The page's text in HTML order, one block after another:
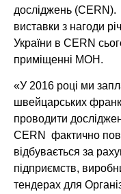
досліджень (CERN).
виставки з нагоди
України в CERN
приміщенні МОН.
«У 2016 році ми
швейцарських
проводити
CERN фактично
відбувається за
підприємств,
тендерах для